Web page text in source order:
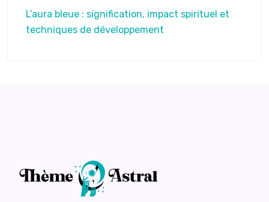
L’aura bleue : signification, impact spirituel et
techniques de développement